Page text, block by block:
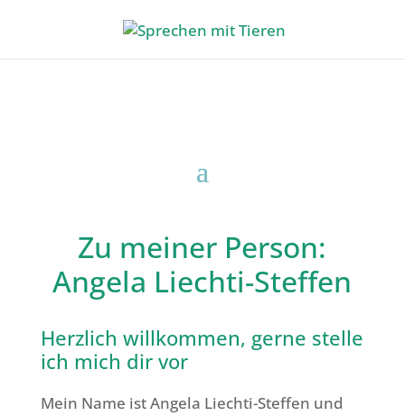
Zu meiner Person:
Angela Liechti-Steffen
Herzlich willkommen, gerne stelle
ich mich dir vor
Mein Name ist Angela Liechti-Steffen und